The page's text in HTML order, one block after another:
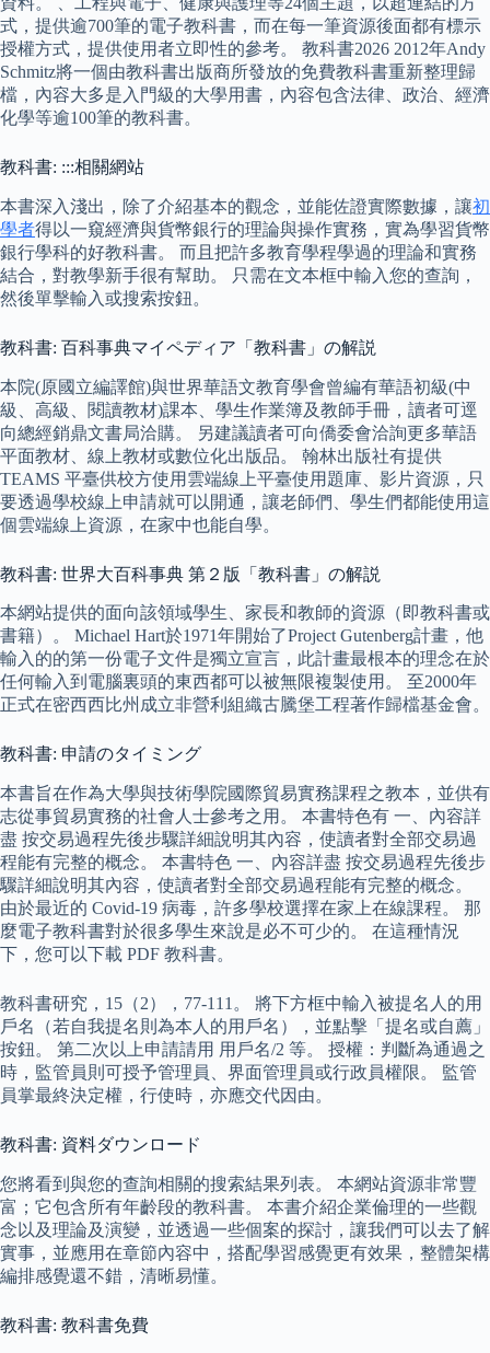
式，提供逾700筆的電子教科書，而在每一筆資源後面都有標示
授權方式，提供使用者立即性的參考。 教科書2026 2012年Andy
Schmitz將一個由教科書出版商所發放的免費教科書重新整理歸
檔，內容大多是入門級的大學用書，內容包含法律、政治、經濟
化學等逾100筆的教科書。
教科書: :::相關網站
本書深入淺出，除了介紹基本的觀念，並能佐證實際數據，讓初
學者得以一窺經濟與貨幣銀行的理論與操作實務，實為學習貨幣
銀行學科的好教科書。 而且把許多教育學程學過的理論和實務
結合，對教學新手很有幫助。 只需在文本框中輸入您的查詢，
然後單擊輸入或搜索按鈕。
教科書: 百科事典マイペディア「教科書」の解説
本院(原國立編譯館)與世界華語文教育學會曾編有華語初級(中
級、高級、閱讀教材)課本、學生作業簿及教師手冊，讀者可逕
向總經銷鼎文書局洽購。 另建議讀者可向僑委會洽詢更多華語
平面教材、線上教材或數位化出版品。 翰林出版社有提供
TEAMS 平臺供校方使用雲端線上平臺使用題庫、影片資源，只
要透過學校線上申請就可以開通，讓老師們、學生們都能使用這
個雲端線上資源，在家中也能自學。
教科書: 世界大百科事典 第２版「教科書」の解説
本網站提供的面向該領域學生、家長和教師的資源（即教科書或
書籍）。 Michael Hart於1971年開始了Project Gutenberg計畫，他
輸入的的第一份電子文件是獨立宣言，此計畫最根本的理念在於
任何輸入到電腦裏頭的東西都可以被無限複製使用。 至2000年
正式在密西西比州成立非營利組織古騰堡工程著作歸檔基金會。
教科書: 申請のタイミング
本書旨在作為大學與技術學院國際貿易實務課程之教本，並供有
志從事貿易實務的社會人士參考之用。 本書特色有 一、內容詳
盡 按交易過程先後步驟詳細說明其內容，使讀者對全部交易過
程能有完整的概念。 本書特色 一、內容詳盡 按交易過程先後步
驟詳細說明其內容，使讀者對全部交易過程能有完整的概念。
由於最近的 Covid-19 病毒，許多學校選擇在家上在線課程。 那
麼電子教科書對於很多學生來說是必不可少的。 在這種情況
下，您可以下載 PDF 教科書。
教科書研究，15（2），77-111。 將下方框中輸入被提名人的用
戶名（若自我提名則為本人的用戶名），並點擊「提名或自薦」
按鈕。 第二次以上申請請用 用戶名/2 等。 授權：判斷為通過之
時，監管員則可授予管理員、界面管理員或行政員權限。 監管
員掌最終決定權，行使時，亦應交代因由。
教科書: 資料ダウンロード
您將看到與您的查詢相關的搜索結果列表。 本網站資源非常豐
富；它包含所有年齡段的教科書。 本書介紹企業倫理的一些觀
念以及理論及演變，並透過一些個案的探討，讓我們可以去了解
實事，並應用在章節內容中，搭配學習感覺更有效果，整體架構
編排感覺還不錯，清晰易懂。
教科書: 教科書免費